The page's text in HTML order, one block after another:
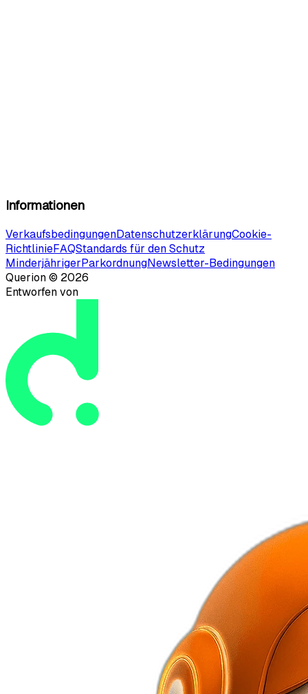
Informationen
VerkaufsbedingungenDatenschutzerklärungCookie-
RichtlinieFAQStandards für den Schutz
MinderjährigerParkordnungNewsletter-Bedingungen
Querion © 2026
Entworfen von